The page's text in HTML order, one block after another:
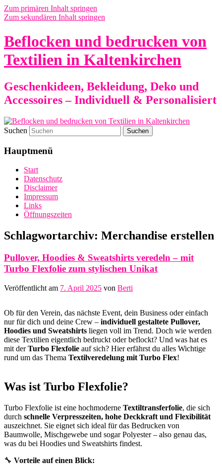
Zum primären Inhalt springen
Zum sekundären Inhalt springen
Beflocken und bedrucken von
Textilien in Kaltenkirchen
Geschenkideen, Bekleidung, Deko und
Accessoires – Individuell & Personalisiert
Suchen
Hauptmenü
Start
Datenschutz
Disclaimer
Impressum
Links
Öffnungszeiten
Schlagwortarchiv: Merchandise erstellen
Pullover, Hoodies & Sweatshirts veredeln – mit
Turbo Flexfolie zum stylischen Unikat
Veröffentlicht am 7. April 2025 von Berti
Ob für den Verein, das nächste Event, dein Business oder einfach
nur für dich und deine Crew – individuell gestaltete Pullover,
Hoodies und Sweatshirts liegen voll im Trend. Doch wie werden
diese Textilien eigentlich bedruckt oder beflockt? Und was hat es
mit derTurbo Flexfolie auf sich? Hier erfährst du alles Wichtige
rund um das Thema Textilveredelung mit Turbo Flex!
Was ist Turbo Flexfolie?
Turbo Flexfolie ist eine hochmoderne Textiltransferfolie, die sich
durch schnelle Verpresszeiten, hohe Deckkraft und Flexibilität
auszeichnet. Sie eignet sich ideal für das Bedrucken von
Baumwolle, Mischgewebe und sogar Polyester – also genau das,
was du bei Hoodies und Sweatshirts findest.
🔧 Vorteile auf einen Blick: